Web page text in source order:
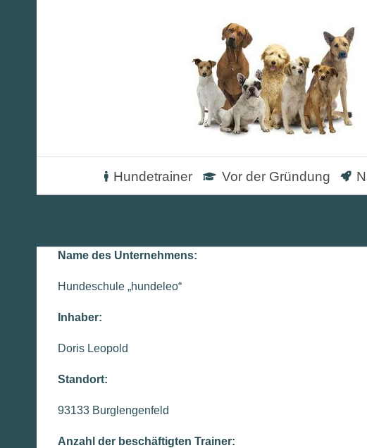
Hundetrainer Vor der Gründung
Name des Unternehmens:
Hundeschule „hundeleo“
Inhaber:
Doris Leopold
Standort:
93133 Burglengenfeld
Anzahl der beschäftigten Trainer: